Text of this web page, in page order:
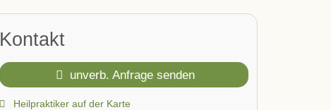
Kontakt
unverb. Anfrage senden
Heilpraktiker auf der Karte